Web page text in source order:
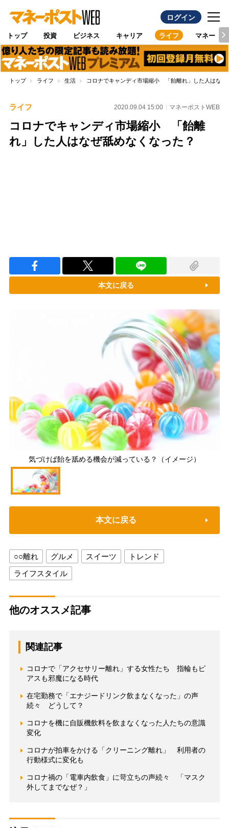
ログイン
トップ 投資 ビジネス キャリア ライフ マネー
トップ ライフ 生活 コロナでキャンディ市場縮小 「飴離れ」した人はなぜ
ライフ 2020.09.04 15:00 マネーポストWEB
コロナでキャンディ市場縮小 「飴離
れ」した人はなぜ舐めなくなった？
本文に戻る
気づけば飴を舐める機会が減っている？（イメージ）
本文に戻る
○○離れ グルメ スイーツ
トレンド
ライフスタイル
他のオススメ記事
関連記事
コロナで「アクセサリー離れ」する女性たち 指輪もピ
アスも邪魔になる時代
在宅勤務で「エナジードリンク飲まなくなった」の声
続々 どうして？
コロナを機に自販機飲料を飲まなくなった人たちの意識
変化
コロナが拍車をかける「クリーニング離れ」 利用者の
行動様式に変化も
コロナ禍の「電車内飲食」に苛立ちの声続々 「マスク
外してまでなぜ？」